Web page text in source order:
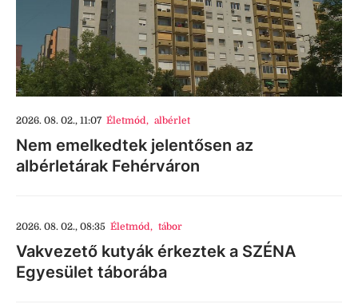
2026. 08. 02., 11:07 Életmód, albérlet
Nem emelkedtek jelentősen az
albérletárak Fehérváron
2026. 08. 02., 08:35 Életmód, tábor
Vakvezető kutyák érkeztek a SZÉNA
Egyesület táborába